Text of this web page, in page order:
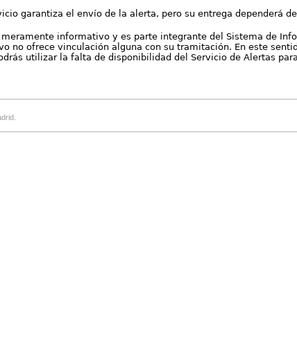
garantiza el envío de la alerta, pero su entrega dependerá
informativo y es parte integrante del Sistema de
no ofrece vinculación alguna con su tramitación. En este
utilizar la falta de disponibilidad del Servicio de Alertas